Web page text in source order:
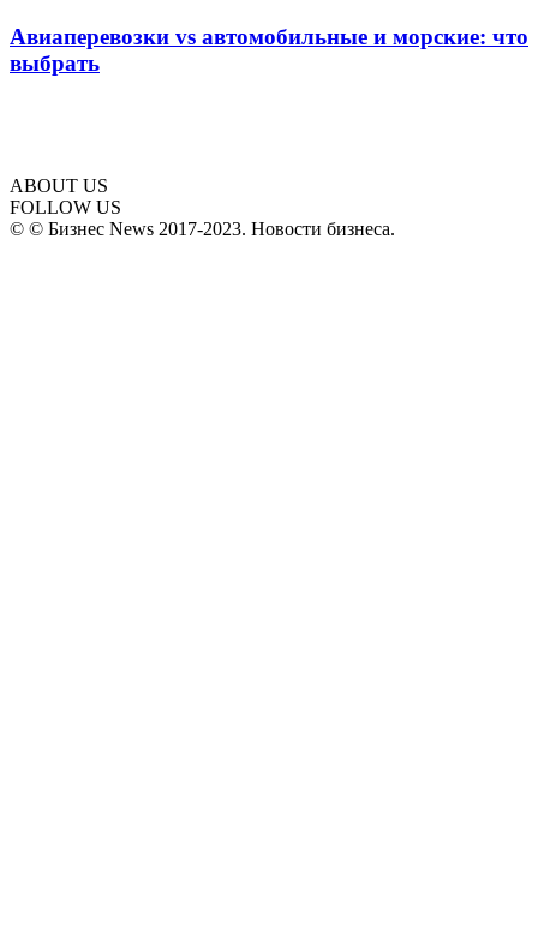
Авиаперевозки vs автомобильные и морские: что
выбрать
ABOUT US
FOLLOW US
© © Бизнес News 2017-2023. Новости бизнеса.